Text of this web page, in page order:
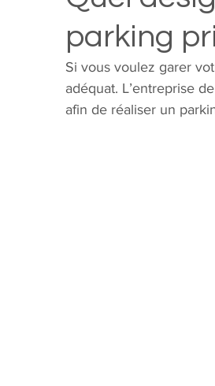
parking
Si vous voulez garer
adéquat. L’entreprise
afin de réaliser un